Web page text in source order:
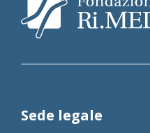
Sede legale